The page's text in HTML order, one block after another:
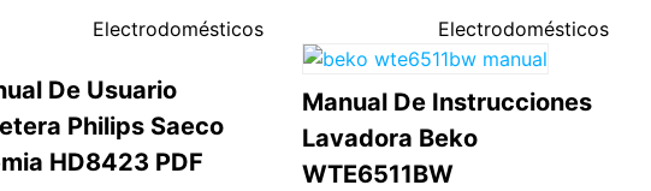
Electrodomésticos
De Usuario
Philips Saeco
HD8423 PDF
Electrodomésticos
Manual De Instrucciones
Lavadora Beko
WTE6511BW